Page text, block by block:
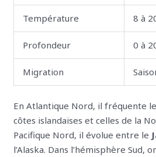
Température 8 à
Profondeur 0 à
Migration
En Atlantique Nord, il fréquente le
côtes islandaises et celles de la
Pacifique Nord, il évolue entre le
l’Alaska. Dans l’hémisphère Sud,